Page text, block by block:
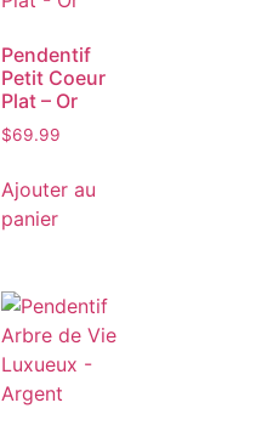
Pendentif
Petit Coeur
Plat – Or
$69.99
Ajouter au
panier